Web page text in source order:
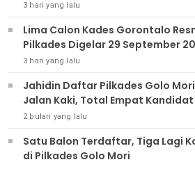
3 hari yang lalu
Lima Calon Kades Gorontalo
Pilkades Digelar 29 September
3 hari yang lalu
Jahidin Daftar Pilkades Golo
Jalan Kaki, Total Empat Kandidat
2 bulan yang lalu
Satu Balon Terdaftar, Tiga Lagi
di Pilkades Golo Mori